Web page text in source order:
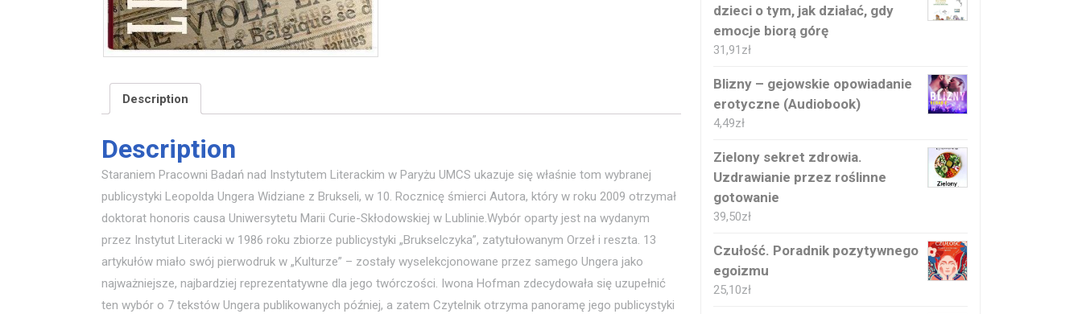
Description
Description
Staraniem Pracowni Badań nad Instytutem Literackim w Paryżu UMCS ukazuje się właśnie tom wybranej
publicystyki Leopolda Ungera Widziane z Brukseli, w 10. Rocznicę śmierci Autora, który w roku 2009 otrzymał
doktorat honoris causa Uniwersytetu Marii Curie-Skłodowskiej w Lublinie.Wybór oparty jest na wydanym
przez Instytut Literacki w 1986 roku zbiorze publicystyki „Brukselczyka”, zatytułowanym Orzeł i reszta. 13
artykułów miało swój pierwodruk w „Kulturze” – zostały wyselekcjonowane przez samego Ungera jako
najważniejsze, najbardziej reprezentatywne dla jego twórczości. Iwona Hofman zdecydowała się uzupełnić
ten wybór o 7 tekstów Ungera publikowanych później, a zatem Czytelnik otrzyma panoramę jego publicystyki
dzieci o tym, jak działać, gdy
emocje biorą górę
31,91 zł
Blizny – gejowskie opowiadanie
erotyczne (Audiobook)
4,49zł
Zielony sekret zdrowia.
Uzdrawianie przez roślinne
gotowanie
39,50zł
Czułość. Poradnik pozytywnego
egoizmu
25,10zł